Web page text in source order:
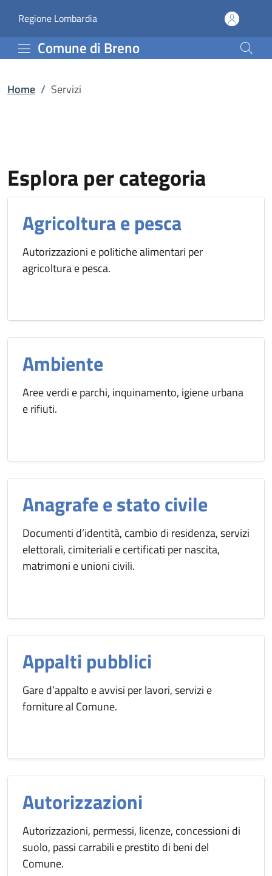
Servizi | Comune di
Regione Lombardia(apre in un'altra scheda).
Comune di Breno
Home / Servizi
Esplora per categoria
Agricoltura e pesca
Autorizzazioni e politiche alimentari per
agricoltura e pesca.
Ambiente
Aree verdi e parchi, inquinamento, igiene urbana
e rifiuti.
Anagrafe e stato civile
Documenti d’identità, cambio di residenza, servizi
elettorali, cimiteriali e certificati per nascita,
matrimoni e unioni civili.
Appalti pubblici
Gare d’appalto e avvisi per lavori, servizi e
forniture al Comune.
Autorizzazioni
Autorizzazioni, permessi, licenze, concessioni di
suolo, passi carrabili e prestito di beni del
Comune.